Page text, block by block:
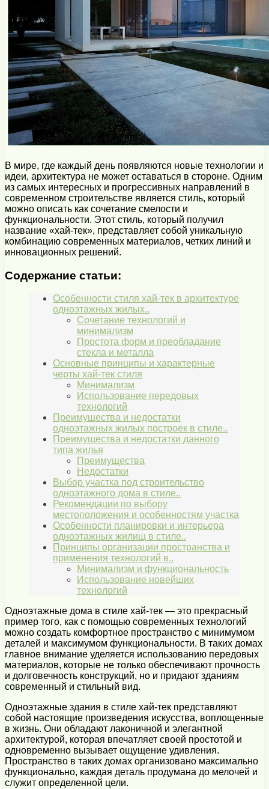
В мире, где каждый день появляются новые технологии и
идеи, архитектура не может оставаться в стороне. Одним
из самых интересных и прогрессивных направлений в
современном строительстве является стиль, который
можно описать как сочетание смелости и
функциональности. Этот стиль, который получил
название «хай-тек», представляет собой уникальную
комбинацию современных материалов, четких линий и
инновационных решений.
Содержание статьи:
Особенности стиля хай-тек в архитектуре
одноэтажных жилых..
Сочетание технологий и
минимализм
Простота форм и преобладание
стекла и металла
Основные принципы и характерные
черты хай-тек стиля
Минимализм
Использование передовых
технологий
Преимущества и недостатки
одноэтажных жилых построек в стиле..
Преимущества и недостатки данного
типа жилья
Преимущества
Недостатки
Выбор участка под строительство
одноэтажного дома в стиле..
Рекомендации по выбору
местоположения и особенностям участка
Особенности планировки и интерьера
одноэтажных жилищ в стиле..
Принципы организации пространства и
применения технологий в..
Минимализм и функциональность
Использование новейших
технологий
Одноэтажные дома в стиле хай-тек — это прекрасный
пример того, как с помощью современных технологий
можно создать комфортное пространство с минимумом
деталей и максимумом функциональности. В таких домах
главное внимание уделяется использованию передовых
материалов, которые не только обеспечивают прочность
и долговечность конструкций, но и придают зданиям
современный и стильный вид.
Одноэтажные здания в стиле хай-тек представляют
собой настоящие произведения искусства, воплощенные
в жизнь. Они обладают лаконичной и элегантной
архитектурой, которая впечатляет своей простотой и
одновременно вызывает ощущение удивления.
Пространство в таких домах организовано максимально
функционально, каждая деталь продумана до мелочей и
служит определенной цели.